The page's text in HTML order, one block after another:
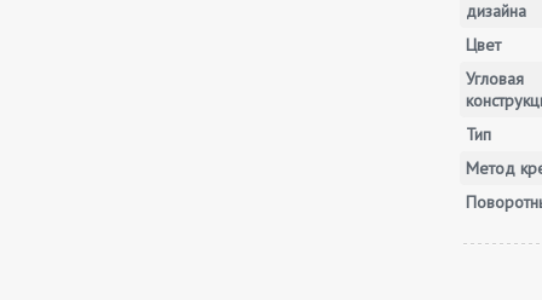
дизайна
Цвет
Угловая
Тип
Метод